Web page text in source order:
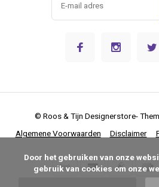
Algemene Voorwaarden Disclaimer
© Roos & Tijn Designerstore-
gebruik van cookies om onze